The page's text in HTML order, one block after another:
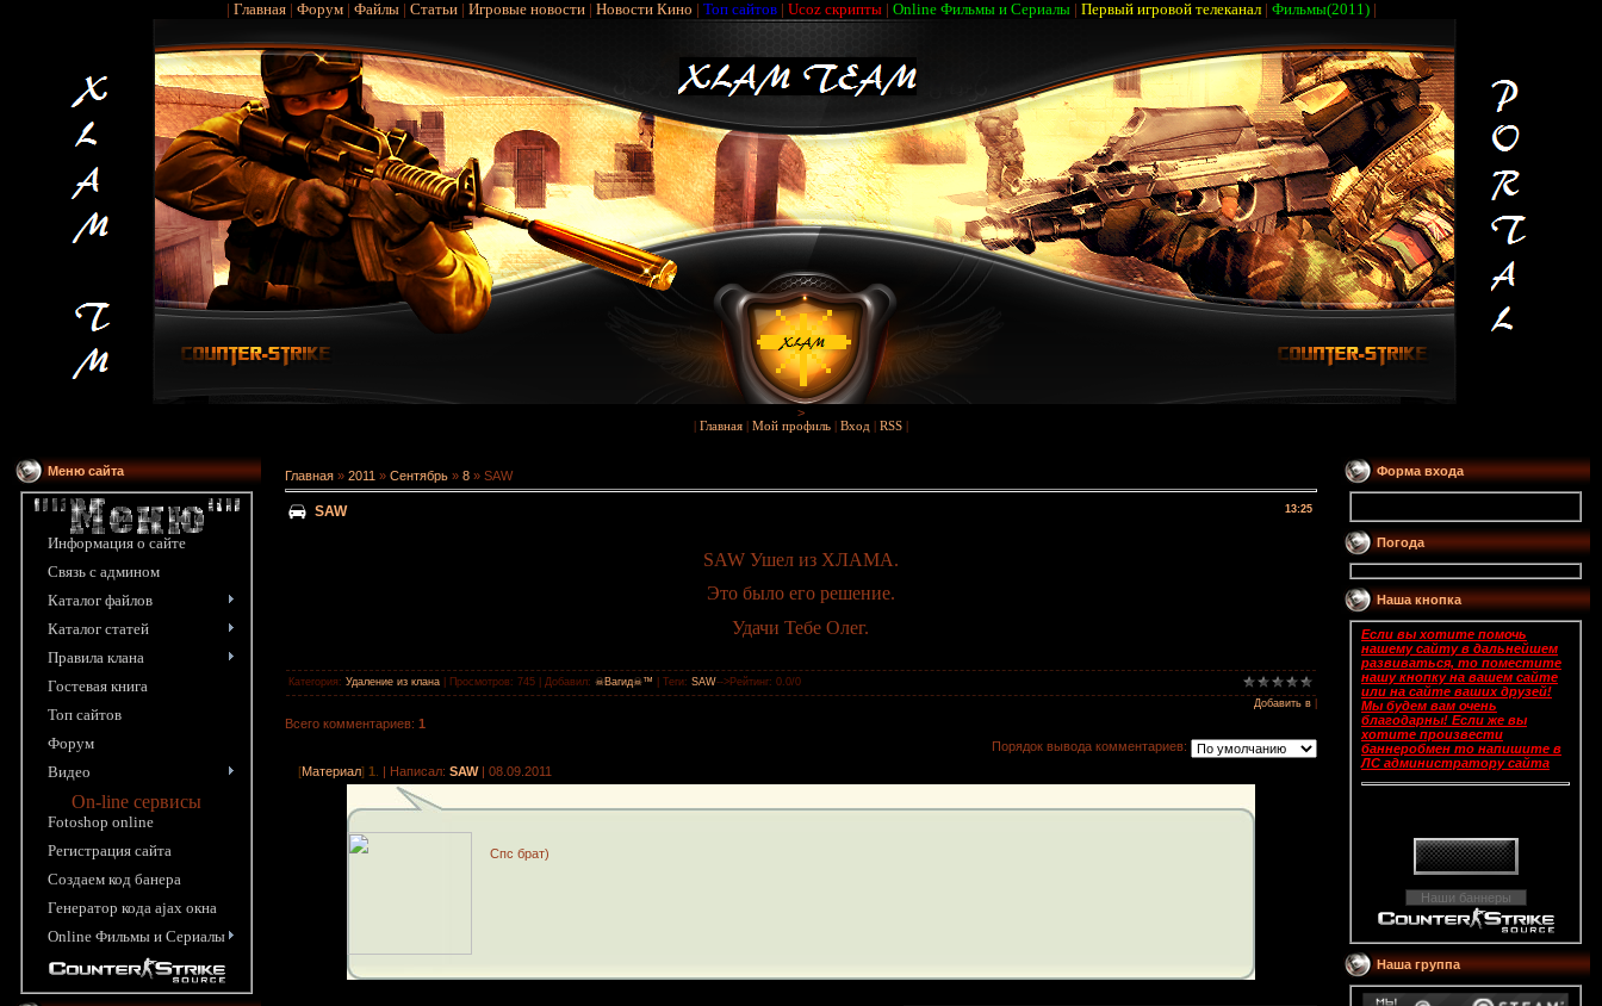
| Главная| Форум| Файлы| Статьи| Игровые новости| Новости Кино | Топ сайтов| Ucoz скрипты| Online Фильмы и Сериалы| Первый игровой телеканал| Фильмы(2011)|
>
Главная Мой профиль Вход RSS
Меню сайта
Информация o сайте
Связь с админом
Каталог файлов
Каталог статей
Правила клана
Гостевая книга
Топ сайтов
Форум
Видео
On-line сервисы
Fotoshop online
Pегистрация сайта
Создаем код банера
Генератор кода ajax окна
Online Фильмы и Сериалы
Главная » 2011 » Сентябрь » 8 » SAW
13:25
SAW
SAW Ушел из ХЛАМА.
Это было его решение.
Удачи Тебе Олег.
Категория: Удаление из клана Просмотров: 745 | Добавил: ☠Вагид☠™ Теги: SAW-->Рейтинг: 0.0/0
Добавить в
Всего комментариев: 1
Порядок вывода комментариев:
[Материал] 1 | Написал: SAW| 08.09.2011
Спс брат)
Форма входа
Погода
Наша кнопка
Если вы хотите помочь
нашему сайту в дальнейшем
развиваться, то поместите
нашу кнопку на вашем сайте
или на сайте ваших друзей!
Мы будем вам очень
благодарны! Если же вы
хотите произвести
баннеробмен то напишите в
ЛС администратору сайта
Наши баннеры
Нашa группa